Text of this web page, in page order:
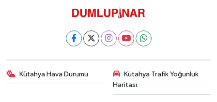
Kütahya Hava Durumu
Kütahya Trafik Yoğunluk
Haritası